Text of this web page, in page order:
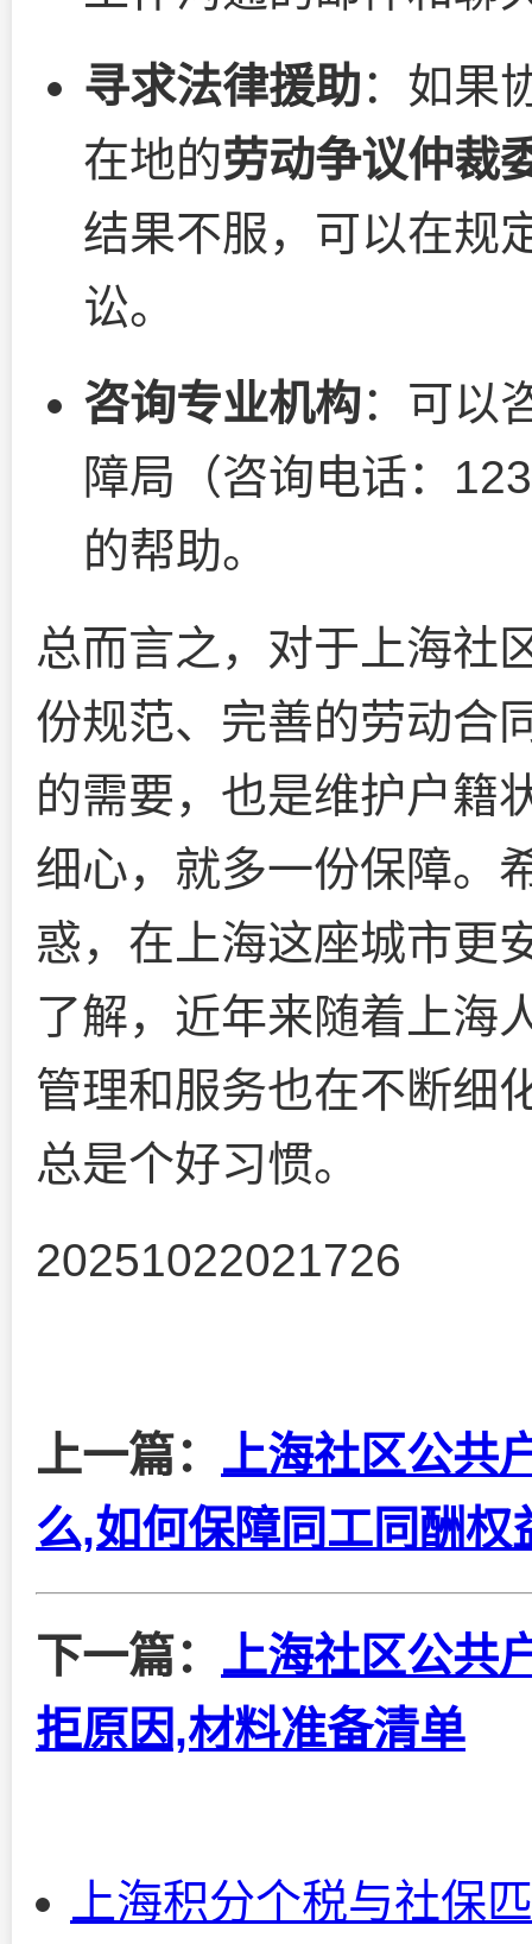
寻求法律援助：如果
在地的劳动争议仲裁
结果不服，可以在规
讼。
咨询专业机构：可以
障局（咨询电话：
的帮助。
总而言之，对于上海社
份规范、完善的劳动合
的需要，也是维护户籍
细心，就多一份保障。
惑，在上海这座城市更
了解，近年来随着上海
管理和服务也在不断细
总是个好习惯。
20251022021726
上一篇： 上海社区公共
么,如何保障同工同酬权
下一篇： 上海社区公共
拒原因,材料准备清单
上海积分个税与社保